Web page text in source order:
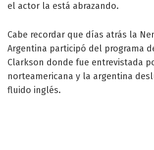
el actor la está abrazando.
Cabe recordar que días atrás la
Argentina participó del programa
Clarkson donde fue entrevistada
norteamericana y la argentina
fluido inglés.